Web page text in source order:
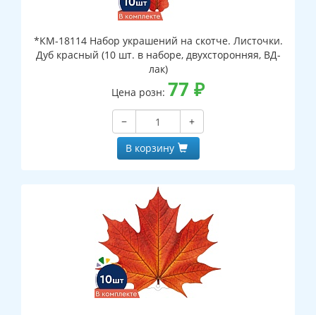
*КМ-18114 Набор украшений на скотче. Листочки.
Дуб красный (10 шт. в наборе, двухсторонняя, ВД-
лак)
Цена розн: 77 ₽
−
+
В корзину